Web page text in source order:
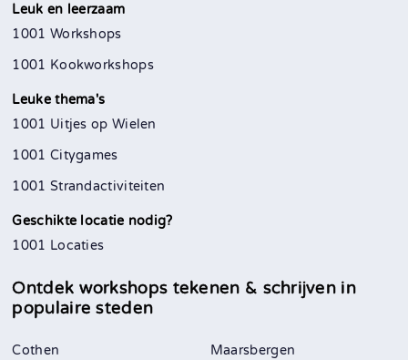
Leuk en leerzaam
1001 Workshops
1001 Kookworkshops
Leuke thema's
1001 Uitjes op Wielen
1001 Citygames
1001 Strandactiviteiten
Geschikte locatie nodig?
1001 Locaties
Ontdek workshops tekenen & schrijven in
populaire steden
Cothen
Maarsbergen